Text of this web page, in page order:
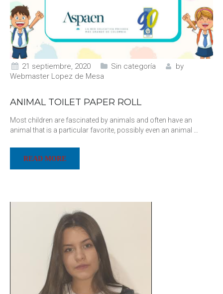
21 septiembre, 2020 Sin categoría
by
Webmaster Lopez de Mesa
ANIMAL TOILET PAPER ROLL
Most children are fascinated by animals and often have an
animal that is a particular favorite, possibly even an animal
READ MORE